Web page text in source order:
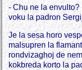
- Chu ne la envulto?
voku la padron
Je la sesa horo
malsupren la
rondvizaghoj de
kokbreda korto la